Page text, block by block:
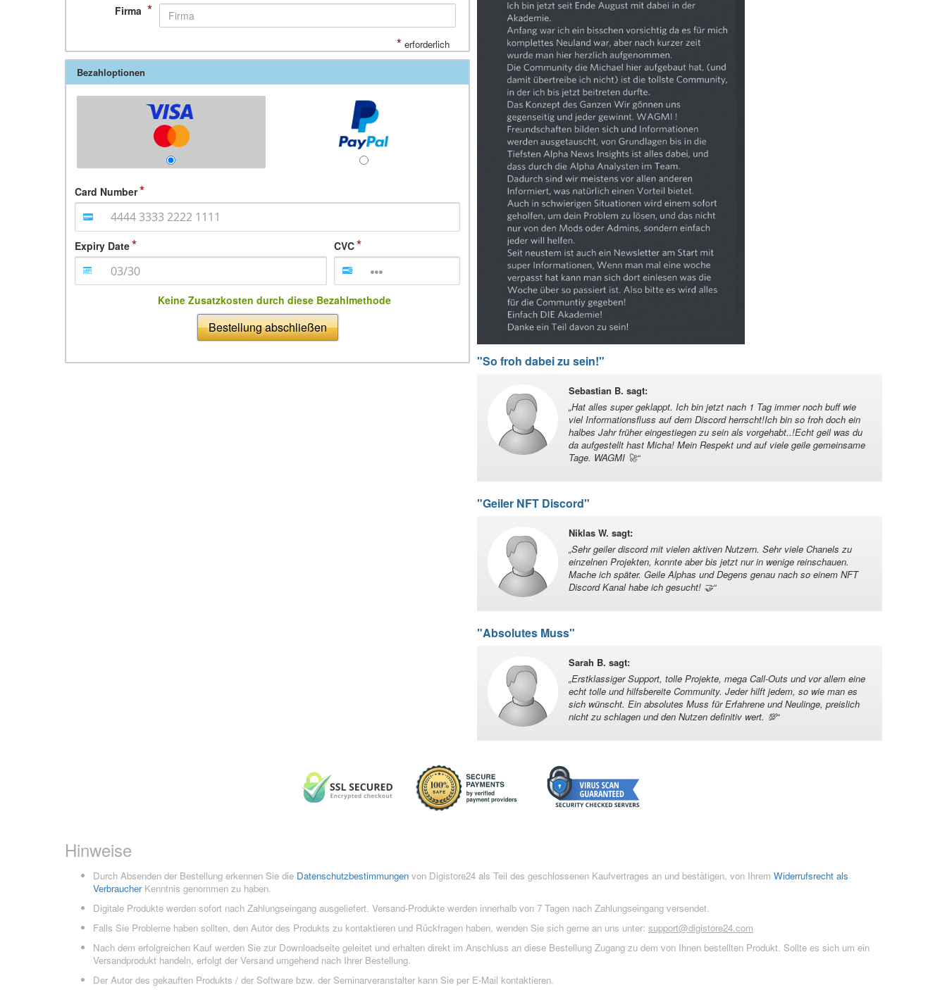
Firma *
* erforderlich
Bezahloptionen
Card Number
Expiry Date CVC
Keine Zusatzkosten durch diese Bezahlmethode
Bestellung abschließen
"So froh dabei zu sein!"
Sebastian B. sagt:
„Hat alles super geklappt. Ich bin jetzt nach 1 Tag immer noch buff wie
viel Informationsfluss auf dem Discord herrscht!Ich bin so froh doch ein
halbes Jahr früher eingestiegen zu sein als vorgehabt..!Echt geil was du
da aufgestellt hast Micha! Mein Respekt und auf viele geile gemeinsame
Tage. WAGMI 🚀“
"Geiler NFT Discord"
Niklas W. sagt:
„Sehr geiler discord mit vielen aktiven Nutzern. Sehr viele Chanels zu
einzelnen Projekten, konnte aber bis jetzt nur in wenige reinschauen.
Mache ich später. Geile Alphas und Degens genau nach so einem NFT
Discord Kanal habe ich gesucht! 🤝“
"Absolutes Muss"
Sarah B. sagt:
„Erstklassiger Support, tolle Projekte, mega Call-Outs und vor allem eine
echt tolle und hilfsbereite Community. Jeder hilft jedem, so wie man es
sich wünscht. Ein absolutes Muss für Erfahrene und Neulinge, preislich
nicht zu schlagen und den Nutzen definitiv wert. 💯“
Hinweise
Durch Absenden der Bestellung erkennen Sie die Datenschutzbestimmungen von Digistore24 als Teil des geschlossenen Kaufvertrages an und bestätigen, von Ihrem Widerrufsrecht als
VerbraucherKenntnis genommen zu haben.
Digitale Produkte werden sofort nach Zahlungseingang ausgeliefert. Versand-Produkte werden innerhalb von 7 Tagen nach Zahlungseingang versendet.
Falls Sie Probleme haben sollten, den Autor des Produkts zu kontaktieren und Rückfragen haben, wenden Sie sich gerne an uns unter: support@digistore24.com
Nach dem erfolgreichen Kauf werden Sie zur Downloadseite geleitet und erhalten direkt im Anschluss an diese Bestellung Zugang zu dem von Ihnen bestellten Produkt. Sollte es sich um ein
Versandprodukt handeln, erfolgt der Versand umgehend nach Ihrer Bestellung.
Der Autor des gekauften Produkts / der Software bzw. der Seminarveranstalter kann Sie per E-Mail kontaktieren.